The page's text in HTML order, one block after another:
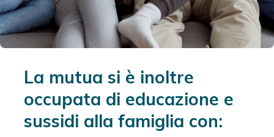
La mutua si è inoltre
occupata di educazione e
sussidi alla famiglia con: